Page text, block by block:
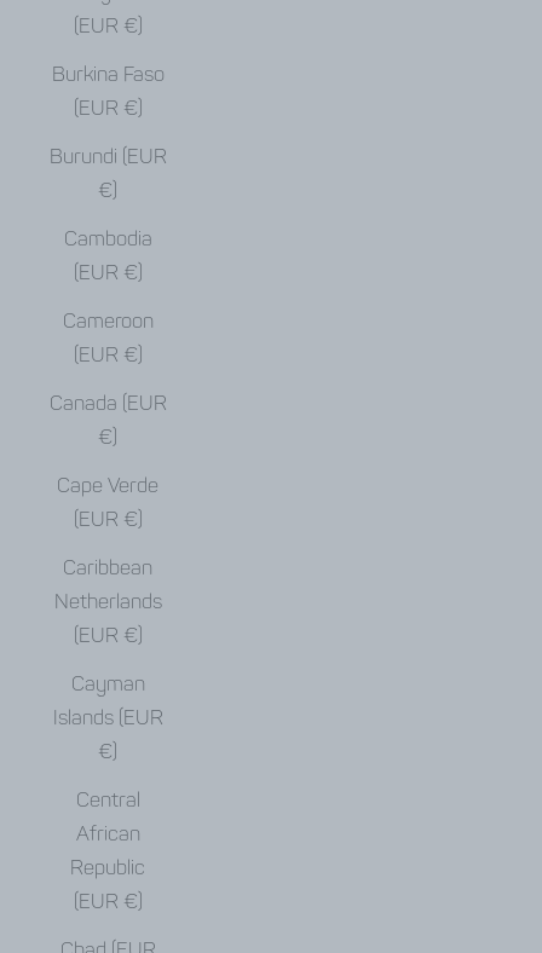
(EUR €)
Burkina Faso
(EUR €)
Burundi (EUR
€)
Cambodia
(EUR €)
Cameroon
(EUR €)
Canada (EUR
€)
Cape Verde
(EUR €)
Caribbean
Netherlands
(EUR €)
Cayman
Islands (EUR
€)
Central
African
Republic
(EUR €)